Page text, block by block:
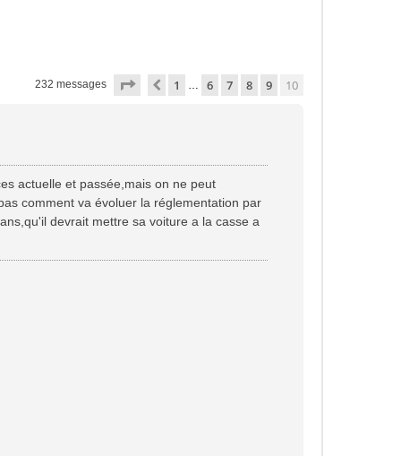
232 messages Page 10 sur 10
Précédente
1 … 6 7 8 9 10
actuelle et passée,mais on ne peut
comment va évoluer la réglementation par
devrait mettre sa voiture a la casse a